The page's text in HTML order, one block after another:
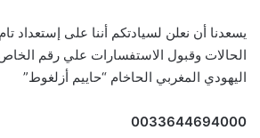
يسعدنا أن نعلن لسيادتكم أننا على إستعداد
الحالات وقبول الاستفسارات علي رقم الخاص
اليهودي المغربي الحاخام “حاييم أزلغوط”
0033644694000